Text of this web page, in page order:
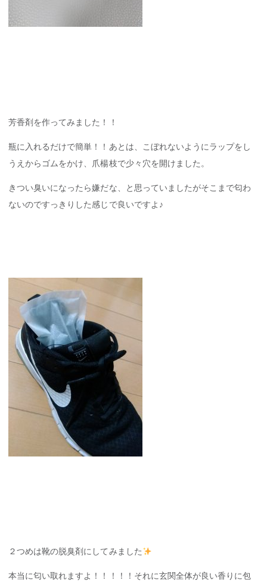
芳香剤を作ってみました！！
瓶に入れるだけで簡単！！あとは、こぼれないようにラップをし
うえからゴムをかけ、爪楊枝で少々穴を開けました。
きつい臭いになったら嫌だな、と思っていましたがそこまで匂わ
ないのですっきりした感じで良いですよ♪
２つめは靴の脱臭剤にしてみました
本当に匂い取れますよ！！！！！それに玄関全体が良い香りに包